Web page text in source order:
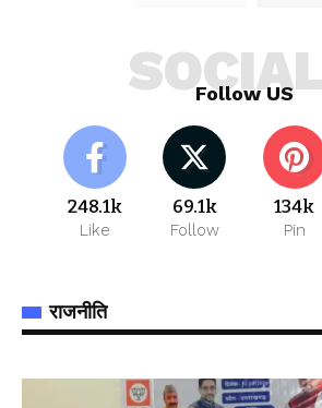
Follow US
248.1k
Like
69.1k
Follow
134k
Pin
राजनीति